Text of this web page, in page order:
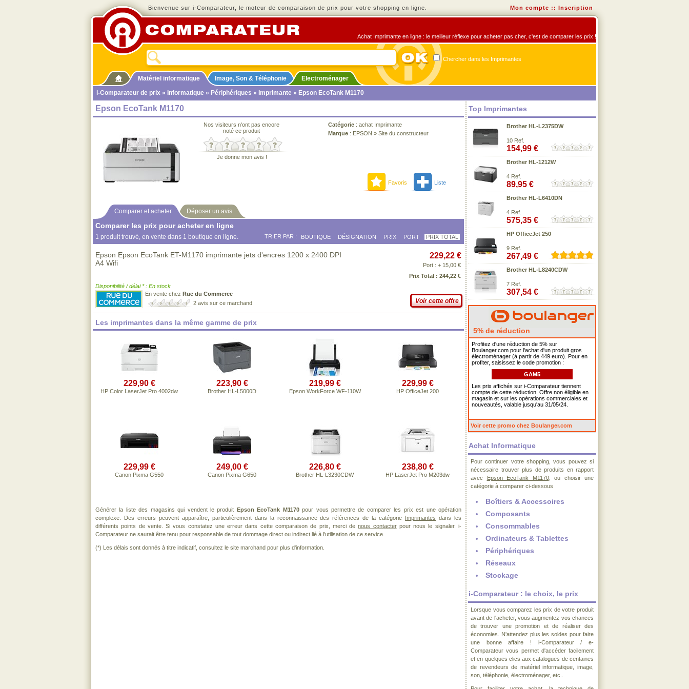
Bienvenue sur i-Comparateur, le moteur de comparaison de prix pour votre shopping en ligne. Mon compte :: Inscription
Achat Imprimante en ligne : le meilleur réflexe pour acheter pas cher, c'est de comparer les prix !
Chercher dans les Imprimantes
Matériel informatique Image, Son & Téléphonie
Electroménager
i-Comparateur de prix » Informatique » Périphériques » Imprimante » Epson EcoTank M1170
Epson EcoTank M1170
Nos visiteurs n'ont pas encore
noté ce produit
Je donne mon avis !
Catégorie : achat Imprimante
Marque : EPSON » Site du constructeur
Favoris Liste
Comparer et acheter Déposer un avis
Comparer les prix pour acheter en ligne
1 produit trouvé, en vente dans 1 boutique en ligne. TRIER PAR : BOUTIQUE DÉSIGNATION PRIX PORT PRIX TOTAL
Epson Epson EcoTank ET-M1170 imprimante jets d'encres 1200 x 2400 DPI
A4 Wifi
Disponibilité / délai * : En stock
En vente chez Rue du Commerce
2 avis sur ce marchand
229,22 €
Port : + 15,00 €
Prix Total : 244,22 €
Voir cette offre
Les imprimantes dans la même gamme de prix
229,90 €
HP Color LaserJet Pro 4002dw
223,90 €
Brother HL-L5000D
219,99 €
Epson WorkForce WF-110W
229,99 €
HP OfficeJet 200
229,99 €
Canon Pixma G550
249,00 €
Canon Pixma G650
226,80 €
Brother HL-L3230CDW
238,80 €
HP LaserJet Pro M203dw
Générer la liste des magasins qui vendent le produit Epson EcoTank M1170pour vous permettre de comparer les prix est une opération
complexe. Des erreurs peuvent apparaître, particulièrement dans la reconnaissance des références de la catégorie Imprimantes dans les
différents points de vente. Si vous constatez une erreur dans cette comparaison de prix, merci denous contacterpour nous le signaler. i-
Comparateur ne saurait être tenu pour responsable de tout dommage direct ou indirect lié à l'utilisation de ce service.
(*) Les délais sont donnés à titre indicatif, consultez le site marchand pour plus d'information.
Top Imprimantes
Brother HL-L2375DW
10 Ref.
154,99 €
Brother HL-1212W
4 Ref.
89,95 €
Brother HL-L6410DN
4 Ref.
575,35 €
HP OfficeJet 250
9 Ref.
267,49 €
Brother HL-L8240CDW
7 Ref.
307,54 €
5% de réduction
Profitez d'une réduction de 5% sur
Boulanger.com pour l'achat d'un produit gros
électroménager (à partir de 449 euro). Pour en
profiter, saisissez le code promotion :
GAM5
Les prix affichés sur i-Comparateur tiennent
compte de cette réduction. Offre non éligible en
magasin et sur les opérations commerciales et
nouveautés, valable jusqu'au 31/05/24.
Voir cette promo chez Boulanger.com
Achat Informatique
Pour continuer votre shopping, vous pouvez si
nécessaire trouver plus de produits en rapport
avec
Epson EcoTank M1170, ou choisir une
catégorie à comparer ci-dessous
Boîtiers & Accessoires
Composants
Consommables
Ordinateurs & Tablettes
Périphériques
Réseaux
Stockage
i-Comparateur : le choix, le prix
Lorsque vous comparez les prix de votre produit
avant de l'acheter, vous augmentez vos chances
de trouver une promotion et de réaliser des
économies. N'attendez plus les soldes pour faire
une bonne affaire ! i-Comparateur / e-
Comparateur vous permet d'accéder facilement
et en quelques clics aux catalogues de centaines
de revendeurs de matériel informatique, image,
son, téléphonie, électroménager, etc..